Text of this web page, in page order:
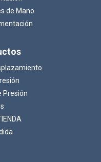
de Mano
Presión